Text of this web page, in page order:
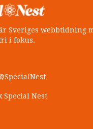
Sveriges webbtidning
i fokus.
Special Nest